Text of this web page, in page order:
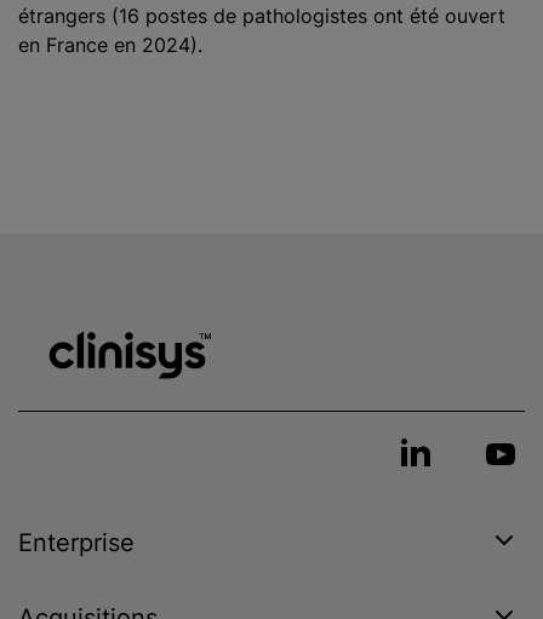
étrangers (16 postes de pathologistes ont été ouvert
en France en 2024).
Enterprise